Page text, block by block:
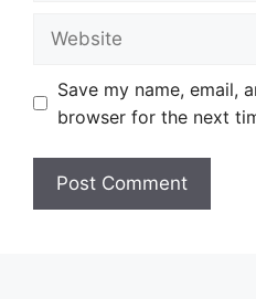
Save my name, email,
browser for the next